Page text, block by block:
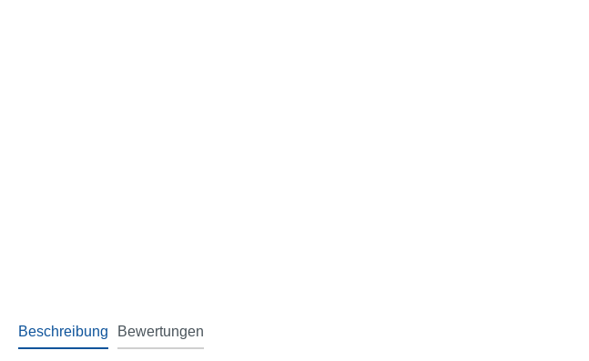
Beschreibung Bewertungen